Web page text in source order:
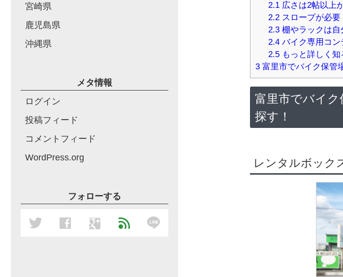
2.1広さは2帖以上
2.2スロープが必要
2.3棚やラックは自
2.4バイク専用コン
2.5もっと詳しく知
3 富里市でバイク保管
富里市でバイ
探す！
レンタルボック
宮崎県
鹿児島県
沖縄県
メタ情報
ログイン
投稿フィード
コメントフィード
WordPress.org
フォローする
twitter facebook google feed line